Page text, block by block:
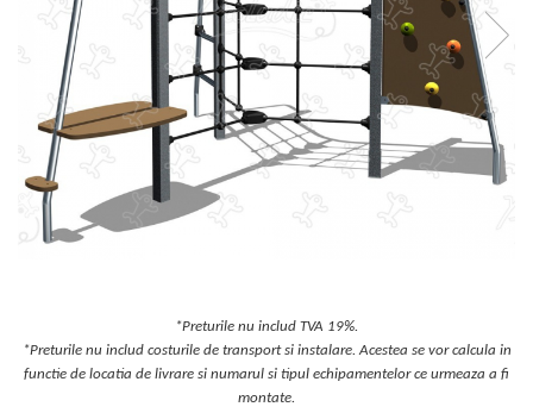
Jocuri cu nisip
Echipamente de catarat
Trasee echilibristica
Echipamente tematice
Echipamente persoane cu
dizabilitati
Echipament muzical
Animale din cauciuc
Fotbal si Handbal
*Preturile nu includ TVA 19%.
*Preturile nu includ costurile de transport si instalare. Acestea se vor calcula in
functie de locatia de livrare si numarul si tipul echipamentelor ce urmeaza a fi
montate.